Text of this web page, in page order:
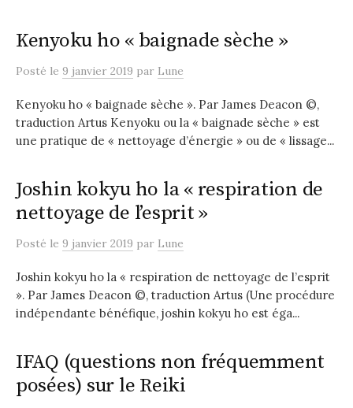
Kenyoku ho « baignade sèche »
Posté le 9 janvier 2019 par Lune
Kenyoku ho « baignade sèche ». Par James Deacon ©,
traduction Artus Kenyoku ou la « baignade sèche » est
une pratique de « nettoyage d’énergie » ou de « lissage...
Joshin kokyu ho la « respiration de
nettoyage de l’esprit »
Posté le 9 janvier 2019 par Lune
Joshin kokyu ho la « respiration de nettoyage de l’esprit
». Par James Deacon ©, traduction Artus (Une procédure
indépendante bénéfique, joshin kokyu ho est éga...
IFAQ (questions non fréquemment
posées) sur le Reiki